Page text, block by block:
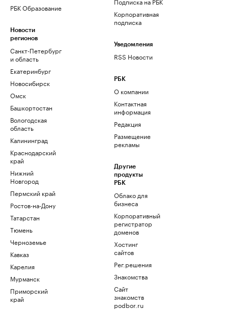
РБК Образование
Новости
регионов
Санкт-Петербург
и область
Екатеринбург
Новосибирск
Омск
Башкортостан
Вологодская
область
Калининград
Краснодарский
край
Нижний
Новгород
Пермский край
Ростов-на-Дону
Татарстан
Тюмень
Черноземье
Кавказ
Карелия
Мурманск
Приморский
край
Корпоративная
подписка
Уведомления
RSS Новости
РБК
О компании
Контактная
информация
Редакция
Размещение
рекламы
Другие
продукты
РБК
Облако для
бизнеса
Корпоративный
регистратор
доменов
Хостинг
сайтов
Рег.решения
Знакомства
Сайт
знакомств
podbor.ru